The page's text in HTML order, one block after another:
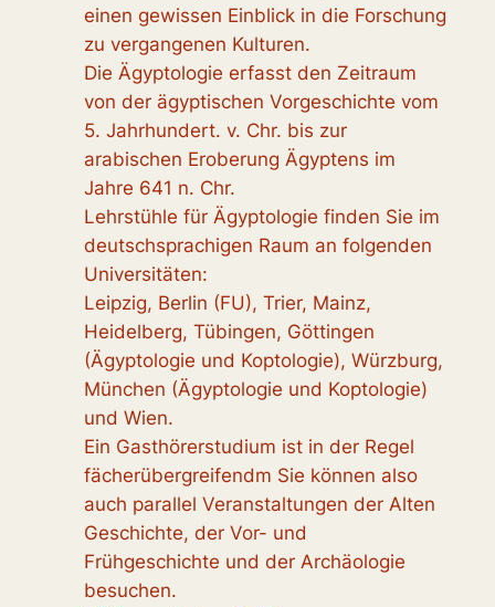
einen gewissen Einblick in die Forschung
zu vergangenen Kulturen.
Die Ägyptologie erfasst den Zeitraum
von der ägyptischen Vorgeschichte vom
5. Jahrhundert. v. Chr. bis zur
arabischen Eroberung Ägyptens im
Jahre 641 n. Chr.
Lehrstühle für Ägyptologie finden Sie im
deutschsprachigen Raum an folgenden
Universitäten:
Leipzig, Berlin (FU), Trier, Mainz,
Heidelberg, Tübingen, Göttingen
(Ägyptologie und Koptologie), Würzburg,
München (Ägyptologie und Koptologie)
und Wien.
Ein Gasthörerstudium ist in der Regel
fächerübergreifendm Sie können also
auch parallel Veranstaltungen der Alten
Geschichte, der Vor- und
Frühgeschichte und der Archäologie
besuchen.